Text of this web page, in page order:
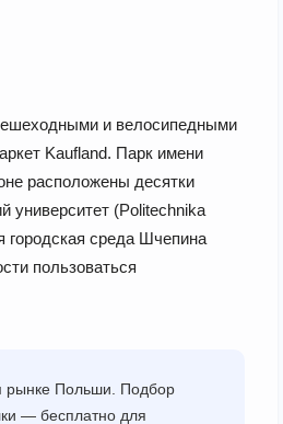
и велосипедными
Kaufland. Парк имени
расположены десятки
университет (Politechnika
городская среда Шчепина
пользоваться
рынке Польши. Подбор
— бесплатно для